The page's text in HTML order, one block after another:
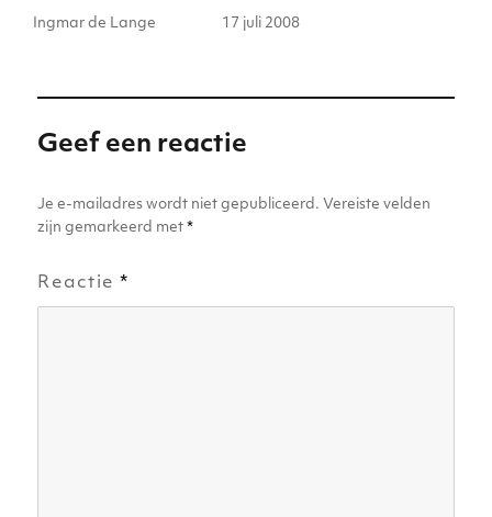
te e
n
p
p
e
o
o
e
g
l
Auteur
Ingmar de Lange
Geplaatst
17 juli 2008
Geef een reactie
Je e-mailadres wordt niet gepubliceerd. Vereiste velden
zijn gemarkeerd met*
Reactie*